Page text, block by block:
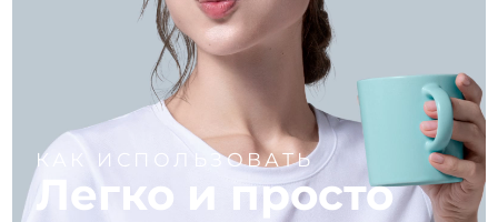
КАК ИСПОЛЬЗОВАТЬ
Легко и просто